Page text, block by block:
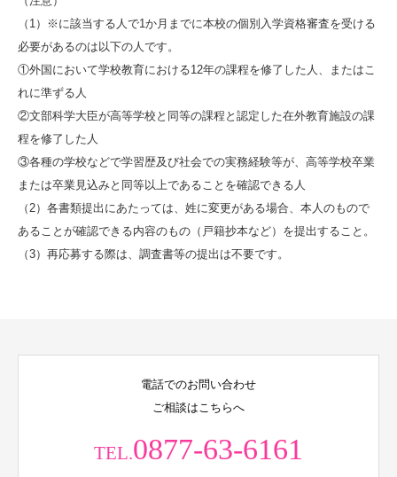
（1）※に該当する人で1か月までに本校の個別入学資格審査を受ける
必要があるのは以下の人です。
①外国において学校教育における12年の課程を修了した人、またはこ
れに準ずる人
②文部科学大臣が高等学校と同等の課程と認定した在外教育施設の課
程を修了した人
③各種の学校などで学習歴及び社会での実務経験等が、高等学校卒業
または卒業見込みと同等以上であることを確認できる人
（2）各書類提出にあたっては、姓に変更がある場合、本人のもので
あることが確認できる内容のもの（戸籍抄本など）を提出すること。
（3）再応募する際は、調査書等の提出は不要です。
電話でのお問い合わせ
ご相談はこちらへ
TEL.0877-63-6161